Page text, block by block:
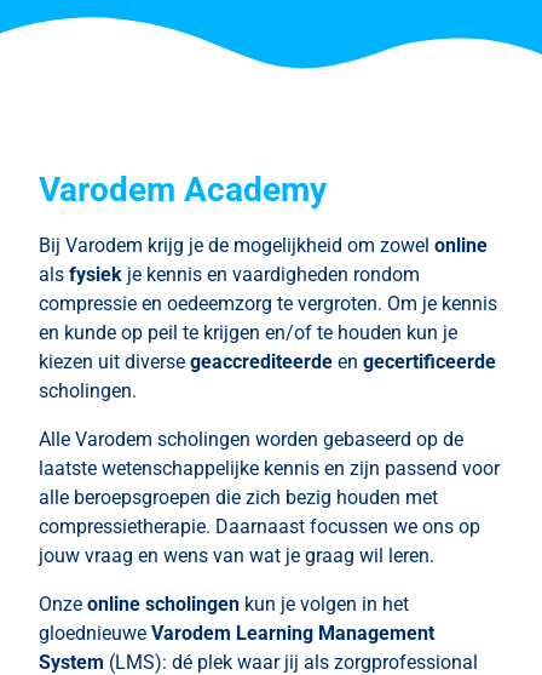
Varodem Academy
Bij Varodem krijg je de mogelijkheid om zowel online
als fysiek je kennis en vaardigheden rondom
compressie en oedeemzorg te vergroten. Om je kennis
en kunde op peil te krijgen en/of te houden kun je
kiezen uit diverse geaccrediteerde en gecertificeerde
scholingen.
Alle Varodem scholingen worden gebaseerd op de
laatste wetenschappelijke kennis en zijn passend voor
alle beroepsgroepen die zich bezig houden met
compressietherapie. Daarnaast focussen we ons op
jouw vraag en wens van wat je graag wil leren.
Onze online scholingen kun je volgen in het
gloednieuwe Varodem Learning Management
System (LMS): dé plek waar jij als zorgprofessional